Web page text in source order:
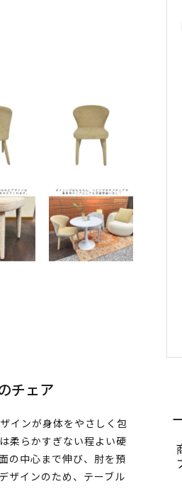
チェア
インが身体をやさしく包
柔らかすぎない程よい硬
の中心まで伸び、肘を預
ザインのため、テーブル